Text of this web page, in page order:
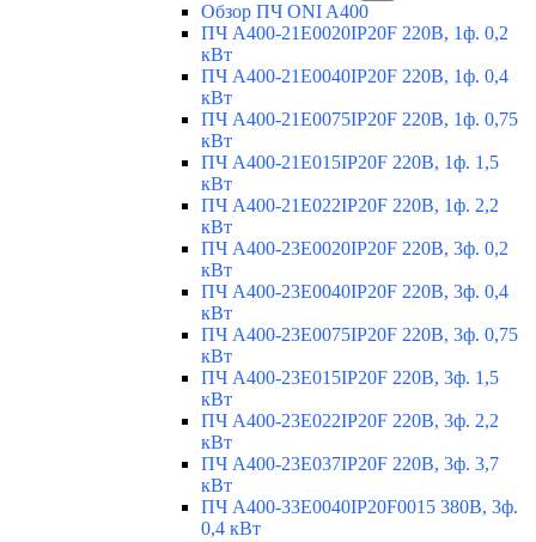
Обзор ПЧ ONI A400
ПЧ A400-21E0020IP20F 220В, 1ф. 0,2
кВт
ПЧ A400-21E0040IP20F 220В, 1ф. 0,4
кВт
ПЧ A400-21E0075IP20F 220В, 1ф. 0,75
кВт
ПЧ A400-21E015IP20F 220В, 1ф. 1,5
кВт
ПЧ A400-21E022IP20F 220В, 1ф. 2,2
кВт
ПЧ A400-23E0020IP20F 220В, 3ф. 0,2
кВт
ПЧ A400-23E0040IP20F 220В, 3ф. 0,4
кВт
ПЧ A400-23E0075IP20F 220В, 3ф. 0,75
кВт
ПЧ A400-23E015IP20F 220В, 3ф. 1,5
кВт
ПЧ A400-23E022IP20F 220В, 3ф. 2,2
кВт
ПЧ A400-23E037IP20F 220В, 3ф. 3,7
кВт
ПЧ A400-33E0040IP20F0015 380В, 3ф.
0,4 кВт